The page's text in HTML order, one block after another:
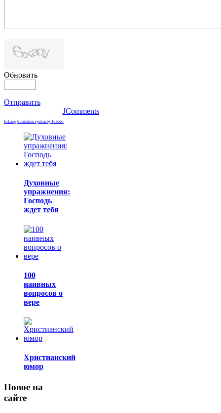
Обновить
Отправить
JComments
FaLang translation system by Faboba
Духовные
упражнения:
Господь
ждет тебя
100
наивных
вопросов о
вере
Христианский
юмор
Новое на
сайте